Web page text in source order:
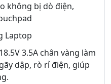
không bị dò điện,
Laptop
3.5A chân vàng làm
dập, rò rỉ điện, giúp